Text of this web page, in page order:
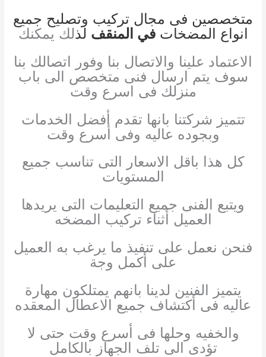
متخصصين فى مجال تركيب وتصليح جميع
انواع المضخاتفي المنقف لذلك يمكنك
الاعتماد علينا والاتصال بنا وفور اتصالك بنا
سوف يتم ارسال فنى متخصص الى باب
منزلك فى اسرع وقت
تتميز شركتنا بانها تقدم أفضل الخدمات
وبجوده عاليه وفى أسرع وقت
كل هذا باقل الاسعار التى تناسب جميع
المستويات
ويتبع الفنى جميع التعليمات التى يريدها
العميل أثناء تركيب المضخه
فنحن نعمل على تنفيذ ما يرغب به العميل
على أكمل وجة
يتميز الفنين لدينا بانهم يمتلكون مهارة
عاليه فى أكتشاف جميع الاعطال المعقده
والخفيه وحلها فى أسرع وقت حتى لا
تؤدى الى تلف الجهاز بالكامل